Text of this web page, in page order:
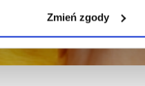
Zmień zgodyz